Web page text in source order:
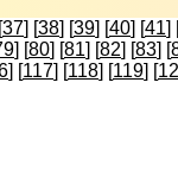
37] [38] [39] [40] [41]
] [80] [81] [82] [83] [
] [117] [118] [119] [